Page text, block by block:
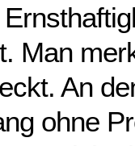
Man
An
ohne